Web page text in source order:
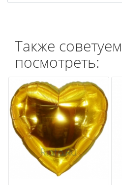
Также советуем
посмотреть: